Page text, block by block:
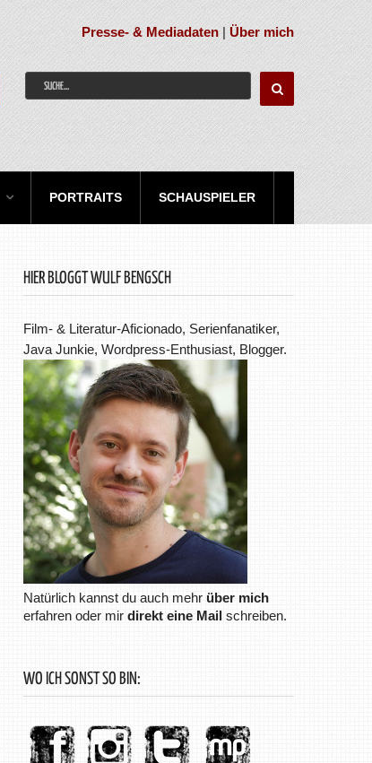
Presse- & Mediadaten |Über mich
PORTRAITS SCHAUSPIELER
HIER BLOGGT WULF BENGSCH
Film- & Literatur-Aficionado, Serienfanatiker,
Java Junkie, Wordpress-Enthusiast, Blogger.
Natürlich kannst du auch mehr über mich
erfahren oder mirdirekt eine Mail schreiben.
WO ICH SONST SO BIN: